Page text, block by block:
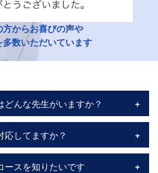
からお喜びの声や
数いただいています
どんな先生がいますか？
応してますか？
ースを知りたいです